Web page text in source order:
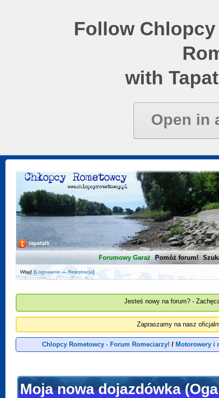
Follow
with
Open in
Forumowy Garaż Pomóż forum!
Witaj! (Logowanie —Rejestracja)
Jesteś nowy na forum? -
Zapraszamy na nasz
Chlopcy Rometowcy - Forum Romeciarzy! / Motorowery i
Moja nowa dojazdówka